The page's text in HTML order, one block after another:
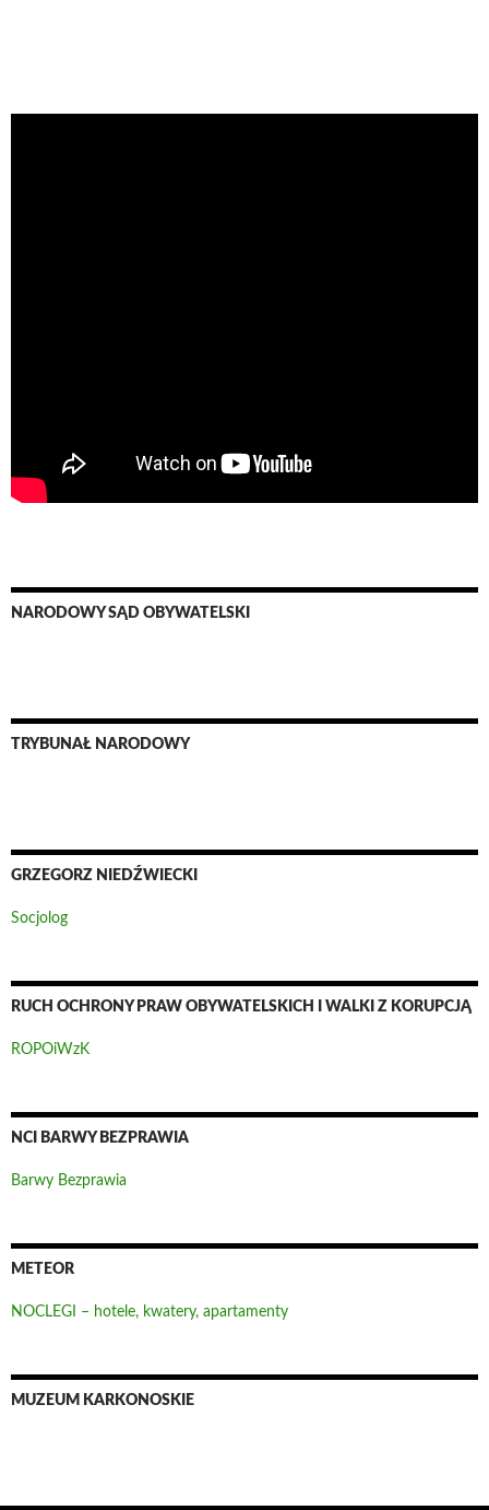
NARODOWY SĄD OBYWATELSKI
TRYBUNAŁ NARODOWY
GRZEGORZ NIEDŹWIECKI
Socjolog
RUCH OCHRONY PRAW OBYWATELSKICH I WALKI Z KORUPCJĄ
ROPOiWzK
NCI BARWY BEZPRAWIA
Barwy Bezprawia
METEOR
NOCLEGI – hotele, kwatery, apartamenty
MUZEUM KARKONOSKIE